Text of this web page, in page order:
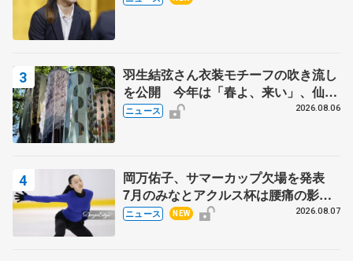
羽生結弦さん衣装モチーフの吹き流し
を公開 今年は「春よ、来い」、仙台
の瑞鳳殿
ニュース 2026.08.06
岡万佑子、サマーカップ欠場を発表
7月のみなとアクルス杯は腰痛の影響
で
ニュース NEW 2026.08.07